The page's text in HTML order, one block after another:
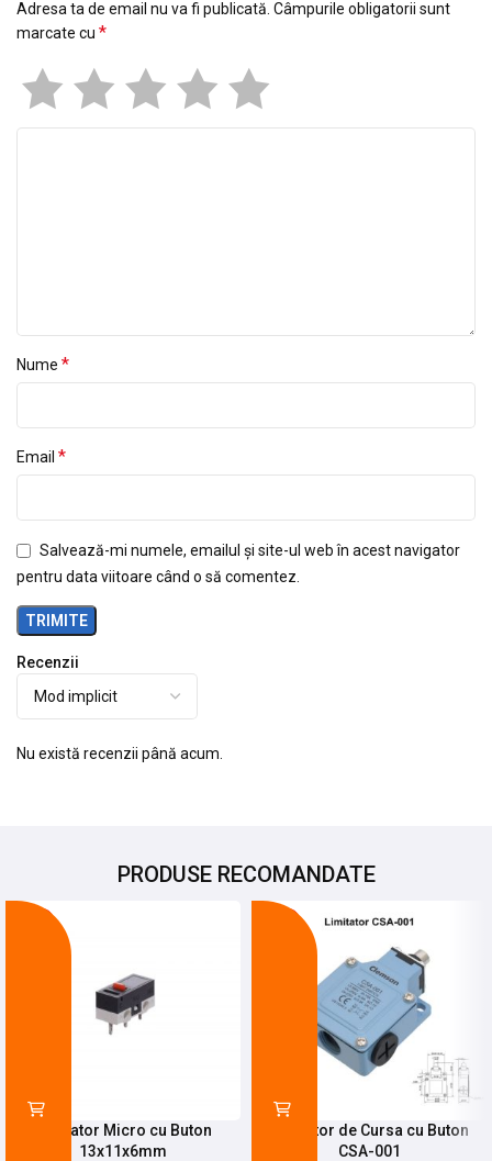
Recenzii
Nu există recenzii până acum.
Adresa ta de email nu va fi publicată. Câmpurile obligatorii sunt
marcate cu *
Nume *
Email *
Salvează-mi numele, emailul și site-ul web în acest navigator
pentru data viitoare când o să comentez.
PRODUSE RECOMANDATE
Limitator Micro cu Buton
13x11x6mm
Limitator de Cursa cu Buton
CSA-001